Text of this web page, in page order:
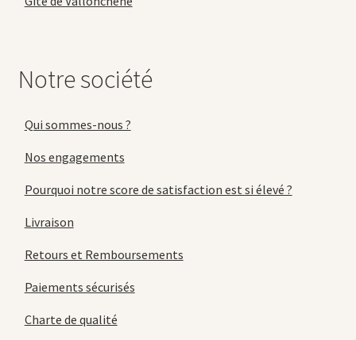
Notre société
Qui sommes-nous ?
Nos engagements
Pourquoi notre score de satisfaction est si élevé ?
Livraison
Retours et Remboursements
Paiements sécurisés
Charte de qualité